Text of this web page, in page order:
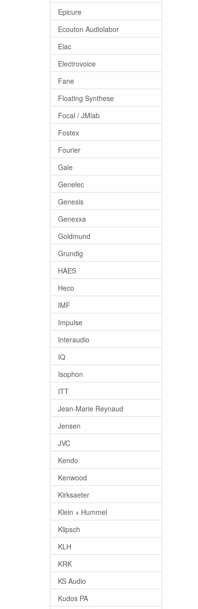
Epicure
Ecouton Audiolabor
Elac
Electrovoice
Fane
Floating Synthese
Focal / JMlab
Fostex
Fourier
Gale
Genelec
Genesis
Genexxa
Goldmund
Grundig
HAES
Heco
IMF
Impulse
Interaudio
IQ
Isophon
ITT
Jean-Marie Reynaud
Jensen
JVC
Kendo
Kenwood
Kirksaeter
Klein + Hummel
Klipsch
KLH
KRK
KS Audio
Kudos PA